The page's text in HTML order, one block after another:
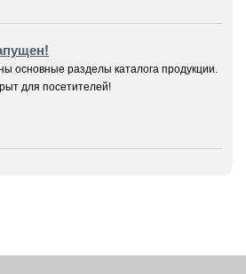
основные разделы каталога продукции.
для посетителей!